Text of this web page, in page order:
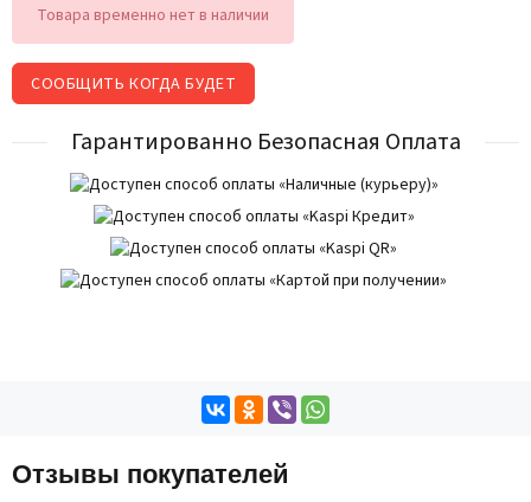
Товара временно нет в наличии
СООБЩИТЬ КОГДА БУДЕТ
Гарантированно Безопасная Оплата
Отзывы покупателей